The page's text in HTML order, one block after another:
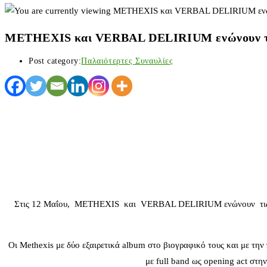
METHEXIS και VERBAL DELIRIUM ενώνουν
Post category:Παλαιότερτες Συναυλίες
Στις 12 Μαΐου, METHEXIS και VERBAL DELIRIUM ενώνουν τις
Oι Μethexis με δύο εξαιρετικά album στο βιογραφικό τους και με
με full band ως opening act στην